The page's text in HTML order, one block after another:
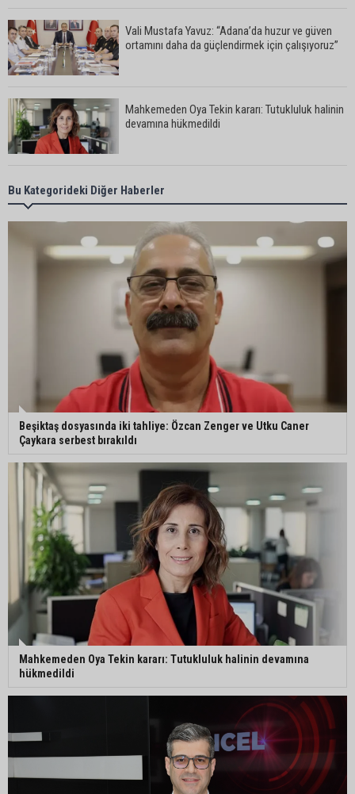
Vali Mustafa Yavuz: “Adana’da huzur ve güven
ortamını daha da güçlendirmek için çalışıyoruz”
Mahkemeden Oya Tekin kararı: Tutukluluk halinin
devamına hükmedildi
Adana’da taziye evinde silahlı kavga kamerada:
Çok sayıda polis ekibi olay yerine sevk edildi
Adana’da parktaki OED cihazını çalan şüpheli
tutuklandı
Seyhan’da fırın ve pastanelere hijyen denetimi
gerçekleştirildi
Eski polis memuru Ergün Karakaya’nın
öldürüldüğü silahlı kavganın görüntüleri ortaya
İmamoğlu’nda hijyen ve etiket kontrolü
Mustafa Özkan: "Yüreğir Belediye Başkan
Vekilliği seçimine ilişkin hukuki süreç başlatıldı"
Bu Kategorideki Diğer Haberler
Beşiktaş dosyasında iki tahliye: Özcan Zenger ve Utku Caner
Çaykara serbest bırakıldı
Mahkemeden Oya Tekin kararı: Tutukluluk halinin devamına
hükmedildi